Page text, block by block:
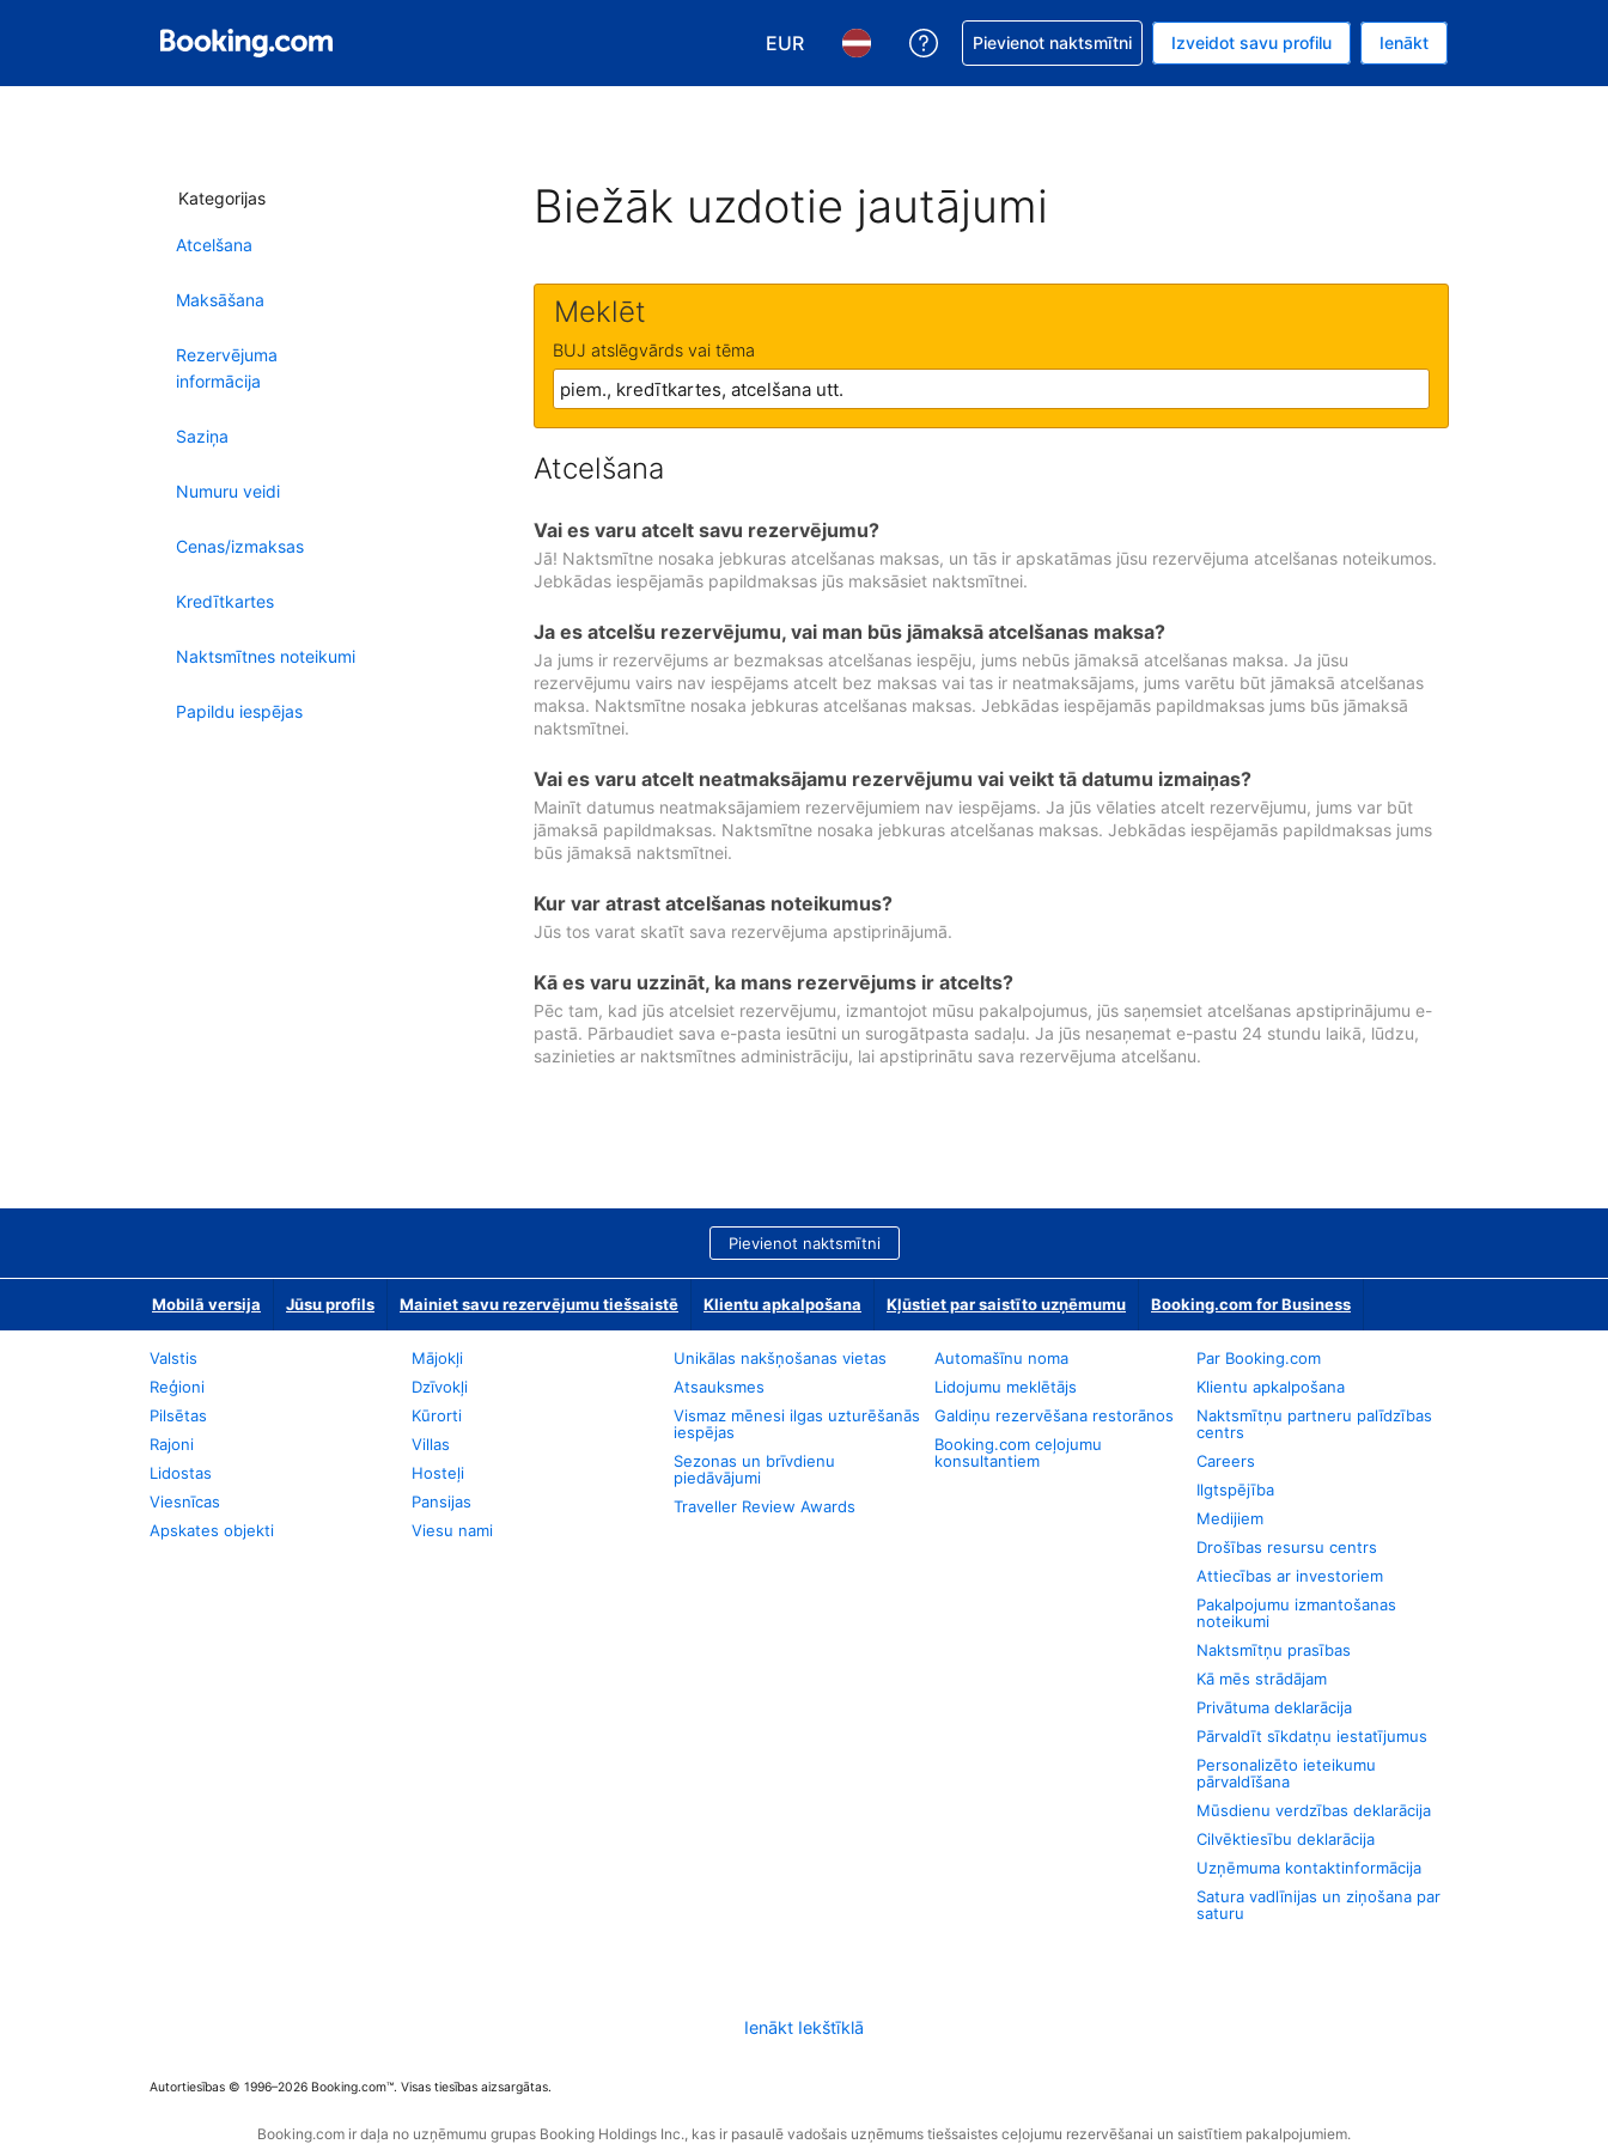
EUR
Izvēlēties valūtu. Jūsu pašreizējā valūta ir Eiro.
Izvēlēties valodu. Jūsu pašreizējā valoda ir Latviski.
Saņemiet palīdzību saistībā ar savu rezervējumu.
Pievienot naktsmītni Izveidot savu profilu Ienākt
Kategorijas
Atcelšana
Maksāšana
Rezervējuma
informācija
Saziņa
Numuru veidi
Cenas/izmaksas
Kredītkartes
Naktsmītnes noteikumi
Papildu iespējas
Biežāk uzdotie jautājumi
Meklēt
BUJ atslēgvārds vai tēma
Atcelšana
Vai es varu atcelt savu rezervējumu?
Jā! Naktsmītne nosaka jebkuras atcelšanas maksas, un tās ir apskatāmas jūsu rezervējuma atcelšanas noteikumos.
Jebkādas iespējamās papildmaksas jūs maksāsiet naktsmītnei.
Ja es atcelšu rezervējumu, vai man būs jāmaksā atcelšanas maksa?
Ja jums ir rezervējums ar bezmaksas atcelšanas iespēju, jums nebūs jāmaksā atcelšanas maksa. Ja jūsu
rezervējumu vairs nav iespējams atcelt bez maksas vai tas ir neatmaksājams, jums varētu būt jāmaksā atcelšanas
maksa. Naktsmītne nosaka jebkuras atcelšanas maksas. Jebkādas iespējamās papildmaksas jums būs jāmaksā
naktsmītnei.
Vai es varu atcelt neatmaksājamu rezervējumu vai veikt tā datumu izmaiņas?
Mainīt datumus neatmaksājamiem rezervējumiem nav iespējams. Ja jūs vēlaties atcelt rezervējumu, jums var būt
jāmaksā papildmaksas. Naktsmītne nosaka jebkuras atcelšanas maksas. Jebkādas iespējamās papildmaksas jums
būs jāmaksā naktsmītnei.
Kur var atrast atcelšanas noteikumus?
Jūs tos varat skatīt sava rezervējuma apstiprinājumā.
Kā es varu uzzināt, ka mans rezervējums ir atcelts?
Pēc tam, kad jūs atcelsiet rezervējumu, izmantojot mūsu pakalpojumus, jūs saņemsiet atcelšanas apstiprinājumu e-
pastā. Pārbaudiet sava e-pasta iesūtni un surogātpasta sadaļu. Ja jūs nesaņemat e-pastu 24 stundu laikā, lūdzu,
sazinieties ar naktsmītnes administrāciju, lai apstiprinātu sava rezervējuma atcelšanu.
Pievienot naktsmītni
Mobilā versija Jūsu profils Mainiet savu rezervējumu tiešsaistē Klientu apkalpošana Kļūstiet par saistīto uzņēmumu Booking.com for Business
Valstis
Reģioni
Pilsētas
Rajoni
Lidostas
Viesnīcas
Apskates objekti
Mājokļi
Dzīvokļi
Kūrorti
Villas
Hosteļi
Pansijas
Viesu nami
Unikālas nakšņošanas vietas
Atsauksmes
Vismaz mēnesi ilgas uzturēšanās
iespējas
Sezonas un brīvdienu
piedāvājumi
Traveller Review Awards
Automašīnu noma
Lidojumu meklētājs
Galdiņu rezervēšana restorānos
Booking.com ceļojumu
konsultantiem
Par Booking.com
Klientu apkalpošana
Naktsmītņu partneru palīdzības
centrs
Careers
Ilgtspējība
Medijiem
Drošības resursu centrs
Attiecības ar investoriem
Pakalpojumu izmantošanas
noteikumi
Naktsmītņu prasības
Kā mēs strādājam
Privātuma deklarācija
Pārvaldīt sīkdatņu iestatījumus
Personalizēto ieteikumu
pārvaldīšana
Mūsdienu verdzības deklarācija
Cilvēktiesību deklarācija
Uzņēmuma kontaktinformācija
Satura vadlīnijas un ziņošana par
saturu
Ienākt Iekštīklā
Autortiesības © 1996–2026 Booking.com™. Visas tiesības aizsargātas.
Booking.com ir daļa no uzņēmumu grupas Booking Holdings Inc., kas ir pasaulē vadošais uzņēmums tiešsaistes ceļojumu rezervēšanai un saistītiem pakalpojumiem.